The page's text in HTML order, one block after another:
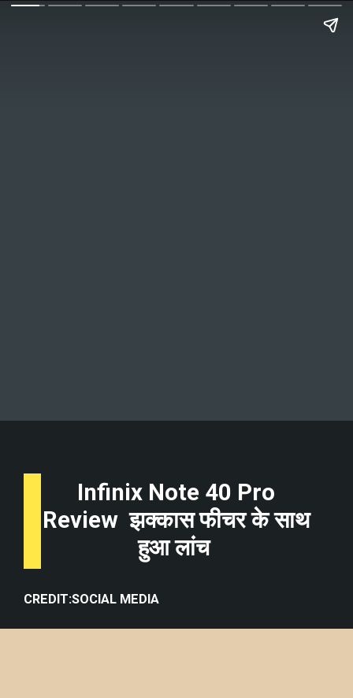
Infinix Note 40 Pro
Review झक्कास फीचर के साथ
हुआ लांच
CREDIT:SOCIAL MEDIA